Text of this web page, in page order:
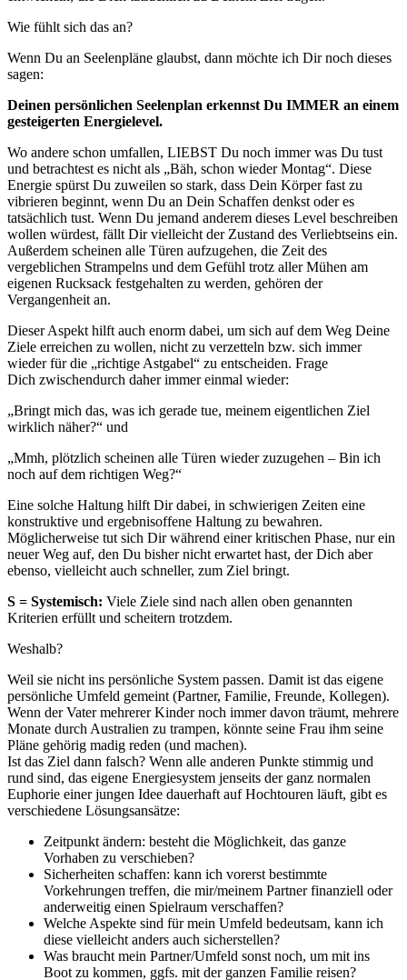
Wie fühlt sich das an?
Wenn Du an Seelenpläne glaubst, dann möchte ich Dir noch dieses
sagen:
Deinen persönlichen Seelenplan erkennst Du IMMER an einem
gesteigerten Energielevel.
Wo andere schon umfallen, LIEBST Du noch immer was Du tust
und betrachtest es nicht als „Bäh, schon wieder Montag“. Diese
Energie spürst Du zuweilen so stark, dass Dein Körper fast zu
vibrieren beginnt, wenn Du an Dein Schaffen denkst oder es
tatsächlich tust. Wenn Du jemand anderem dieses Level beschreiben
wollen würdest, fällt Dir vielleicht der Zustand des Verliebtseins ein.
Außerdem scheinen alle Türen aufzugehen, die Zeit des
vergeblichen Strampelns und dem Gefühl trotz aller Mühen am
eigenen Rucksack festgehalten zu werden, gehören der
Vergangenheit an.
Dieser Aspekt hilft auch enorm dabei, um sich auf dem Weg Deine
Ziele erreichen zu wollen, nicht zu verzetteln bzw. sich immer
wieder für die „richtige Astgabel“ zu entscheiden. Frage
Dich zwischendurch daher immer einmal wieder:
„Bringt mich das, was ich gerade tue, meinem eigentlichen Ziel
wirklich näher?“ und
„Mmh, plötzlich scheinen alle Türen wieder zuzugehen – Bin ich
noch auf dem richtigen Weg?“
Eine solche Haltung hilft Dir dabei, in schwierigen Zeiten eine
konstruktive und ergebnisoffene Haltung zu bewahren.
Möglicherweise tut sich Dir während einer kritischen Phase, nur ein
neuer Weg auf, den Du bisher nicht erwartet hast, der Dich aber
ebenso, vielleicht auch schneller, zum Ziel bringt.
S = Systemisch: Viele Ziele sind nach allen oben genannten
Kriterien erfüllt und scheitern trotzdem.
Weshalb?
Weil sie nicht ins persönliche System passen. Damit ist das eigene
persönliche Umfeld gemeint (Partner, Familie, Freunde, Kollegen).
Wenn der Vater mehrerer Kinder noch immer davon träumt, mehrere
Monate durch Australien zu trampen, könnte seine Frau ihm seine
Pläne gehörig madig reden (und machen).
Ist das Ziel dann falsch? Wenn alle anderen Punkte stimmig und
rund sind, das eigene Energiesystem jenseits der ganz normalen
Euphorie einer jungen Idee dauerhaft auf Hochtouren läuft, gibt es
verschiedene Lösungsansätze:
Zeitpunkt ändern: besteht die Möglichkeit, das ganze
Vorhaben zu verschieben?
Sicherheiten schaffen: kann ich vorerst bestimmte
Vorkehrungen treffen, die mir/meinem Partner finanziell oder
anderweitig einen Spielraum verschaffen?
Welche Aspekte sind für mein Umfeld bedeutsam, kann ich
diese vielleicht anders auch sicherstellen?
Was braucht mein Partner/Umfeld sonst noch, um mit ins
Boot zu kommen, ggfs. mit der ganzen Familie reisen?